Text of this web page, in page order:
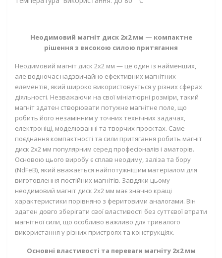
Неодимовий магніт диск 2х2 мм — компактне
рішення з високою силою притягання
Неодимовий магніт диск 2х2 мм — це один із найменших,
але водночас надзвичайно ефективних магнітних
елементів, який широко використовується у різних сферах
діяльності. Незважаючи на свої мініатюрні розміри, такий
магніт здатен створювати потужне магнітне поле, що
робить його незамінним у точних технічних задачах,
електроніці, моделюванні та творчих проєктах. Саме
поєднання компактності та сили притягання робить магніт
диск 2х2 мм популярним серед професіоналів і аматорів.
Основою цього виробу є сплав неодиму, заліза та бору
(NdFeB), який вважається найпотужнішим матеріалом для
виготовлення постійних магнітів. Завдяки цьому
неодимовий магніт диск 2х2 мм має значно кращі
характеристики порівняно з феритовими аналогами. Він
здатен довго зберігати свої властивості без суттєвої втрати
магнітної сили, що особливо важливо для тривалого
використання у різних пристроях та конструкціях.
Основні властивості та переваги магніту 2х2 мм